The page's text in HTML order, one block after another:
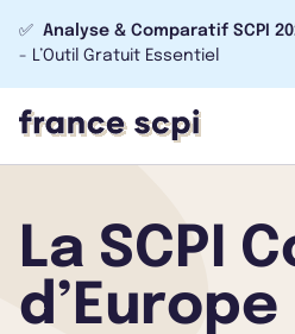
✅ Analyse & Comparatif SCPI
- L’Outil Gratuit Essentiel
La SCPI
d’Europe